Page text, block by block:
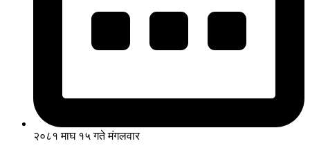
२०८१ माघ १५ गते मंगलवार